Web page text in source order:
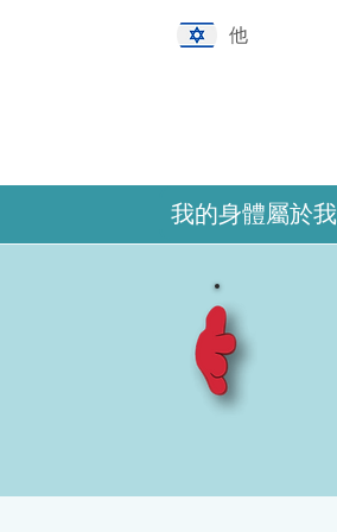
我的身體屬於我
他